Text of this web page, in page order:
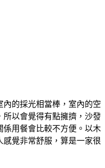
的採光相當棒，室內的空
所以會覺得有點擁擠，沙發
係用餐會比較不方便。以木
覺非常舒服，算是一家很